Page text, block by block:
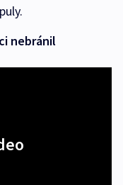
nebránil